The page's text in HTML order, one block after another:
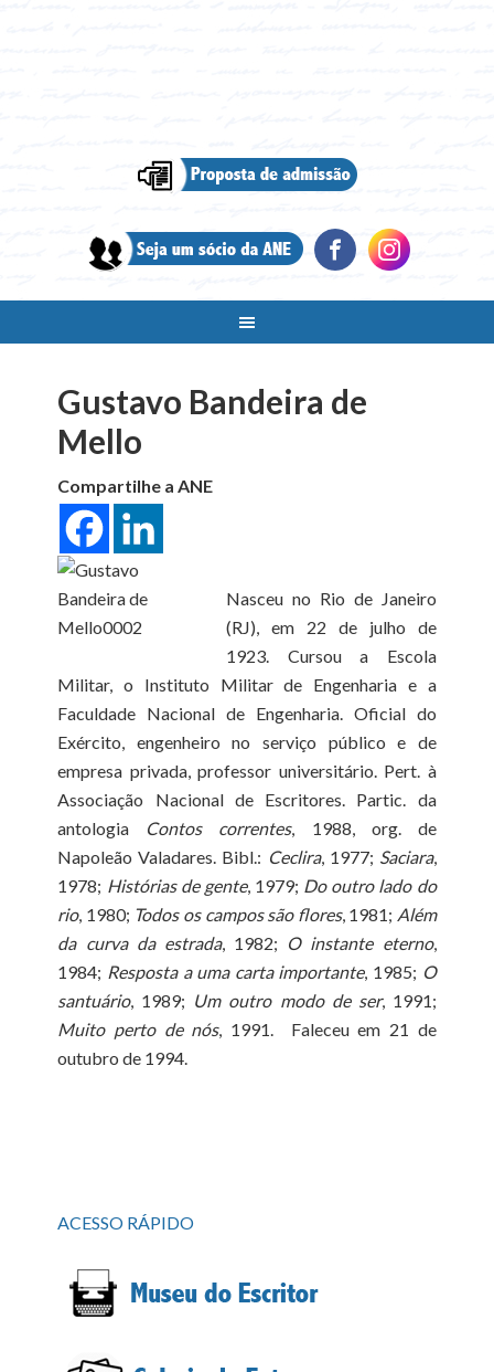
Gustavo Bandeira de
Mello
Compartilhe a ANE
Nasceu no Rio de Janeiro
(RJ), em 22 de julho de
1923. Cursou a Escola
Militar, o Instituto Militar de Engenharia e a
Faculdade Nacional de Engenharia. Oficial do
Exército, engenheiro no serviço público e de
empresa privada, professor universitário. Pert. à
Associação Nacional de Escritores. Partic. da
antologia Contos correntes, 1988, org. de
Napoleão Valadares. Bibl.: Ceclira, 1977; Saciara,
1978; Histórias de gente, 1979; Do outro lado do
rio, 1980; Todos os campos são flores, 1981; Além
da curva da estrada, 1982; O instante eterno,
1984; Resposta a uma carta importante, 1985; O
santuário, 1989; Um outro modo de ser, 1991;
Muito perto de nós, 1991. Faleceu em 21 de
outubro de 1994.
ACESSO RÁPIDO